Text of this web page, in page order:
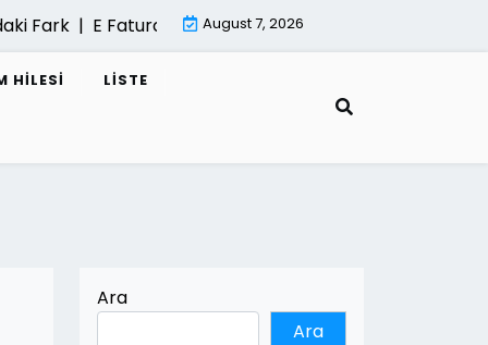
| E Fatura Cozum Ortagi Nasil Secilir |
August 7, 2026
HILESI LISTE
Ara
Ara